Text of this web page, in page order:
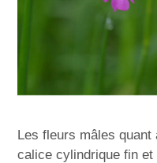
Les fleurs mâles
calice cylindrique fin